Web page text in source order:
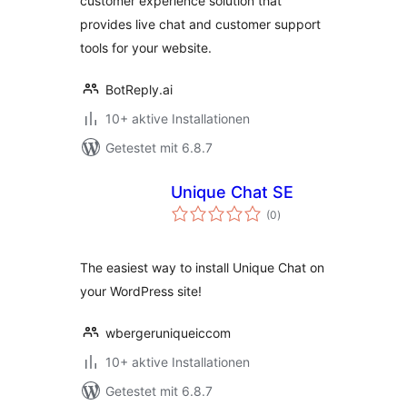
provides live chat and customer support
tools for your website.
BotReply.ai
10+ aktive Installationen
Getestet mit 6.8.7
Unique Chat SE
(0Bewertungen
insgesamt
)
The easiest way to install Unique Chat on
your WordPress site!
wbergeruniqueiccom
10+ aktive Installationen
Getestet mit 6.8.7